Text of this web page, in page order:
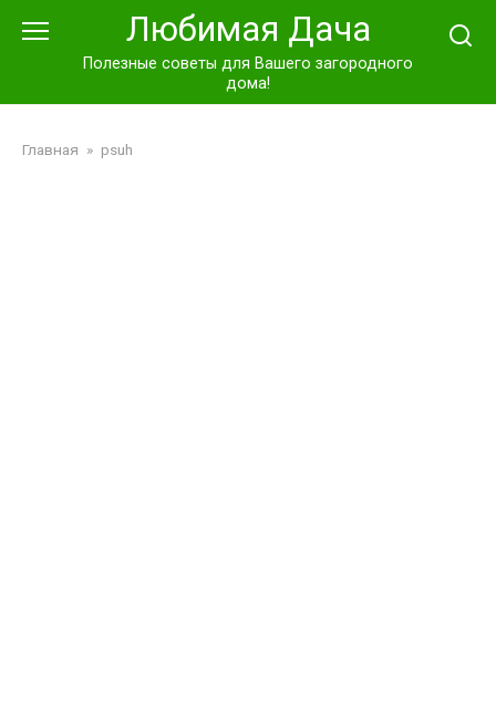
Любимая Дача
Полезные советы для Вашего загородного
дома!
Главная » psuh